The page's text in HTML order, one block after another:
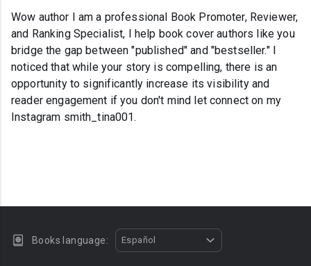
Wow author I am a professional Book Promoter, Reviewer,
and Ranking Specialist, I help book cover authors like you
bridge the gap between "published" and "bestseller." I
noticed that while your story is compelling, there is an
opportunity to significantly increase its visibility and
reader engagement if you don't mind let connect on my
Instagram smith_tina001.
Books language: Español